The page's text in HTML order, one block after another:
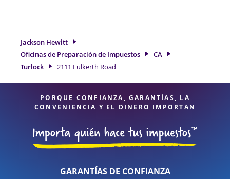
necesita servicios de preparación de impuestos en Turlock,
CA, la ubicación de Jackson Hewitt en 2111 Fulkerth Road es
una opción excelente. Con nuestros expertos profesionales
de impuestos, atención al detalle y diversidad de servicios
Jackson Hewitt
Oficinas de Preparación de Impuestos
CA
Turlock
2111 Fulkerth Road
PORQUE CONFIANZA, GARANTÍAS, LA
CONVENIENCIA Y EL DINERO IMPORTAN
GARANTÍAS DE CONFIANZA